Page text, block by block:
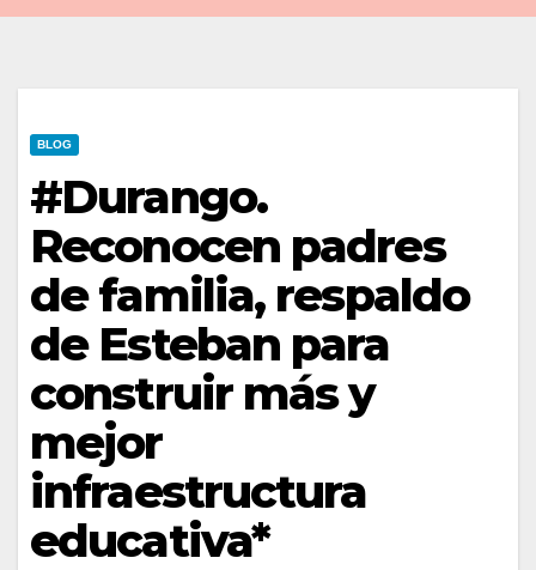
BLOG
#Durango.
Reconocen padres
de familia, respaldo
de Esteban para
construir más y
mejor
infraestructura
educativa*